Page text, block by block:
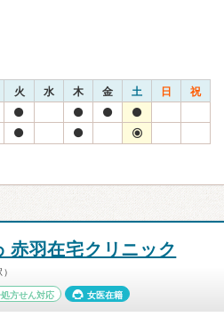
火 水 木 金 土 日 祝
赤羽在宅クリニック
方せん対応 女医在籍